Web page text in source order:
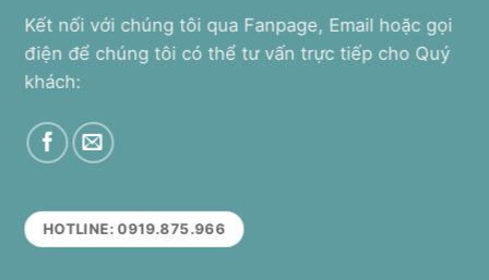
Kết nối với chúng tôi qua Fanpage, Email hoặc gọi
điện để chúng tôi có thể tư vấn trực tiếp cho Quý
khách:
HOTLINE: 0919.875.966